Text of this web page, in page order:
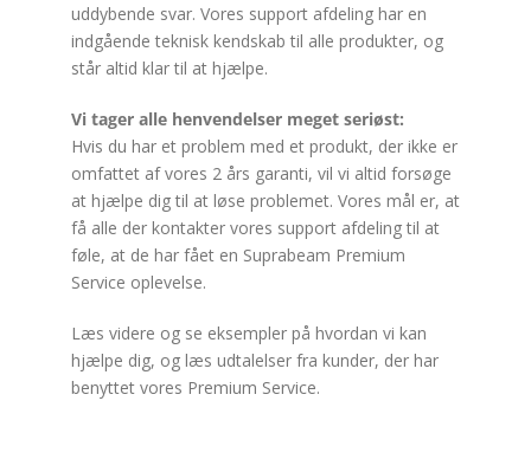
uddybende svar. Vores support afdeling har en
indgående teknisk kendskab til alle produkter, og
står altid klar til at hjælpe.
Vi tager alle henvendelser meget seriøst:
Hvis du har et problem med et produkt, der ikke er
omfattet af vores 2 års garanti, vil vi altid forsøge
at hjælpe dig til at løse problemet. Vores mål er, at
få alle der kontakter vores support afdeling til at
føle, at de har fået en Suprabeam Premium
Service oplevelse.
Læs videre og se eksempler på hvordan vi kan
hjælpe dig, og læs udtalelser fra kunder, der har
benyttet vores Premium Service.